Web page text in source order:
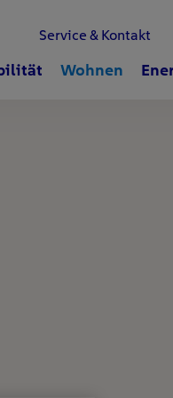
Service & Kontakt
Wohnen